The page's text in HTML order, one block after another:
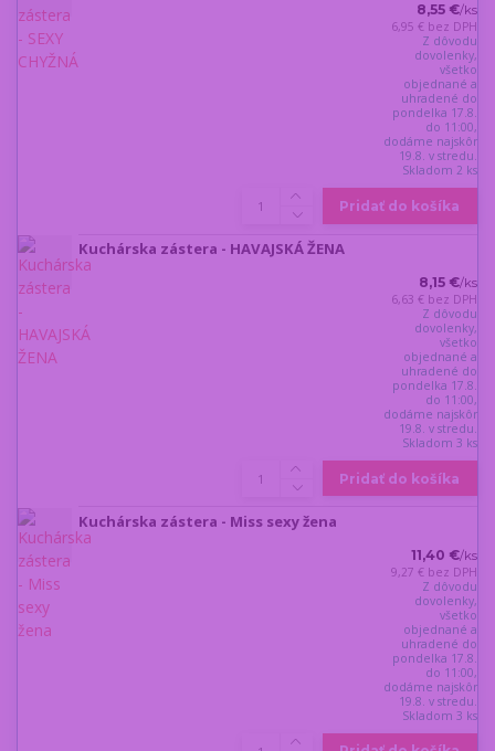
8,55 €/ks
6,95 € bez DPH
Z dôvodu
dovolenky,
všetko
objednané a
uhradené do
pondelka 17.8.
do 11:00,
dodáme najskôr
19.8. v stredu.
Skladom 2 ks
Pridať do košíka
Kuchárska zástera - HAVAJSKÁ ŽENA
8,15 €/ks
6,63 € bez DPH
Z dôvodu
dovolenky,
všetko
objednané a
uhradené do
pondelka 17.8.
do 11:00,
dodáme najskôr
19.8. v stredu.
Skladom 3 ks
Pridať do košíka
Kuchárska zástera - Miss sexy žena
11,40 €/ks
9,27 € bez DPH
Z dôvodu
dovolenky,
všetko
objednané a
uhradené do
pondelka 17.8.
do 11:00,
dodáme najskôr
19.8. v stredu.
Skladom 3 ks